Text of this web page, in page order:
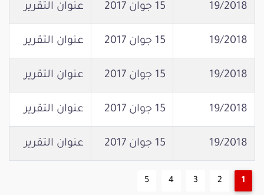
19/2018 15 جوان 2017 عنوان التقرير
19/2018 15 جوان 2017 عنوان التقرير
19/2018 15 جوان 2017 عنوان التقرير
19/2018 15 جوان 2017 عنوان التقرير
19/2018 15 جوان 2017 عنوان التقرير
1
2
3
4
5